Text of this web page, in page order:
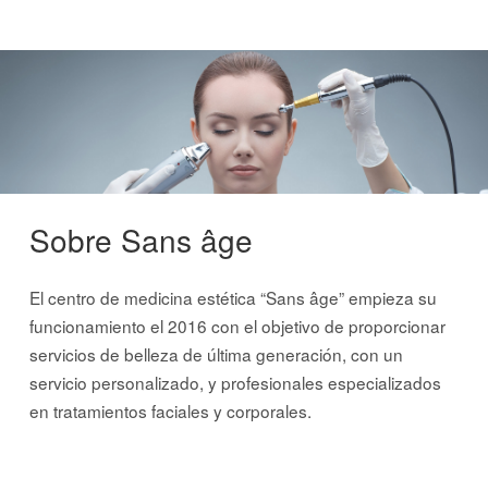
Sobre Sans âge
El centro de medicina estética “Sans âge” empieza su
funcionamiento el 2016 con el objetivo de proporcionar
servicios de belleza de última generación, con un
servicio personalizado, y profesionales especializados
en tratamientos faciales y corporales.